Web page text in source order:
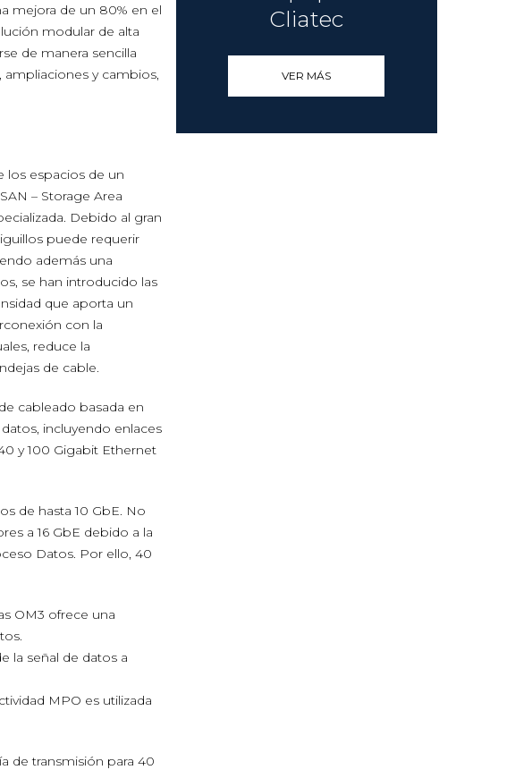
mejora de un 80% en el
modular de alta
de manera sencilla
y cambios,
los espacios de un
– Storage Area
Debido al gran
puede requerir
además una
se han introducido las
que aporta un
con la
reduce la
de cable.
cableado basada en
incluyendo enlaces
y 100 Gigabit Ethernet
de hasta 10 GbE. No
a 16 GbE debido a la
Datos. Por ello, 40
OM3 ofrece una
la señal de datos a
MPO es utilizada
de transmisión para 40
Cliatec
VER MÁS